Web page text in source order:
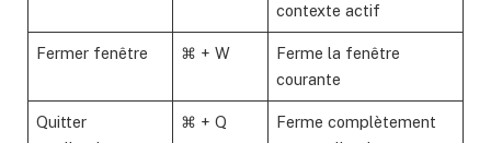
contexte actif
Fermer fenêtre ⌘ + W
Ferme la fenêtre
courante
Quitter
⌘ + Q
Ferme complètement